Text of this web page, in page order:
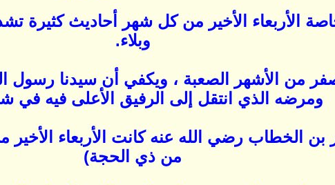
خاصة الأربعاء الأخير من كل شهر أحاديث
وبلاء.
من الأشهر الصعبة ، ويكفي أن سيدنا رسول
ومرضه الذي انتقل إلى الرفيق الأعلى فيه في
بن الخطاب رضي الله عنه كانت الأربعاء
من ذي الحجة)